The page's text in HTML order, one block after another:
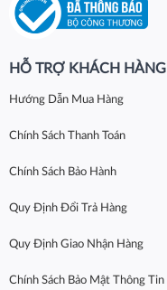
HỖ TRỢ KHÁCH HÀNG
Hướng Dẫn Mua Hàng
Chính Sách Thanh Toán
Chính Sách Bảo Hành
Quy Định Đổi Trả Hàng
Quy Định Giao Nhận Hàng
Chính Sách Bảo Mật Thông Tin